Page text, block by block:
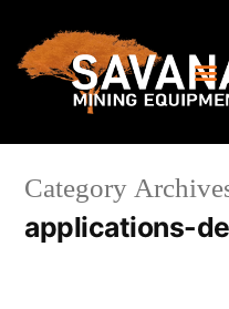
Category
applications-